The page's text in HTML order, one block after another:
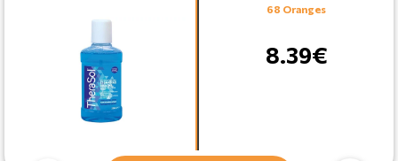
68 Oranges
8.39€